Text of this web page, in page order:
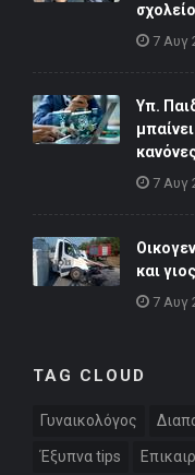
7 Αυγ
Υπ.
7 Αυγ
και
7 Αυγ
TAG CLOUD
Γυναικολόγος
Έξυπνα tips